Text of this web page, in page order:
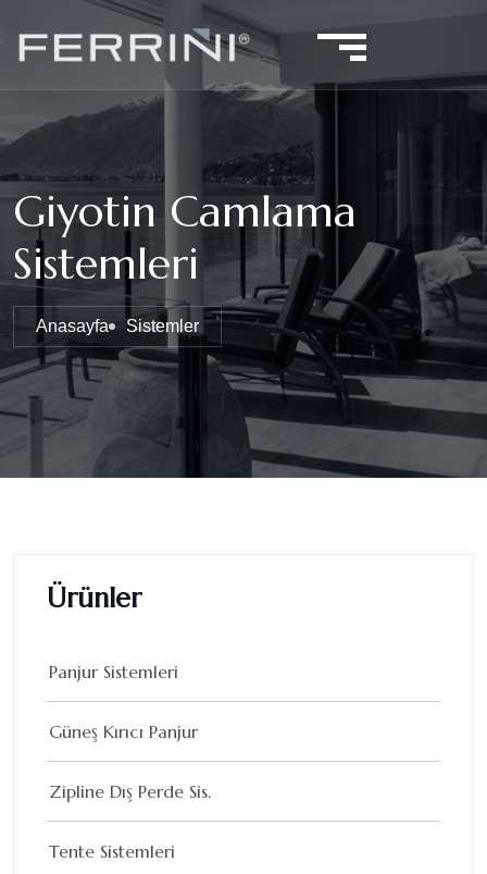
Giyotin Camlama
Sistemleri
Anasayfa Sistemler
Ürünler
Panjur Sistemleri
Güneş Kırıcı Panjur
Zipline Dış Perde Sis.
Tente Sistemleri